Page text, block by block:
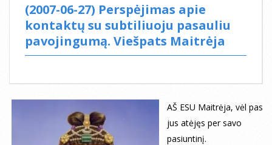
(2007-06-27) Perspėjimas apie
kontaktų su subtiliuoju pasauliu
pavojingumą. Viešpats Maitrėja
AŠ ESU Maitrėja, vėl pas
jus atėjęs per savo
pasiuntinį.